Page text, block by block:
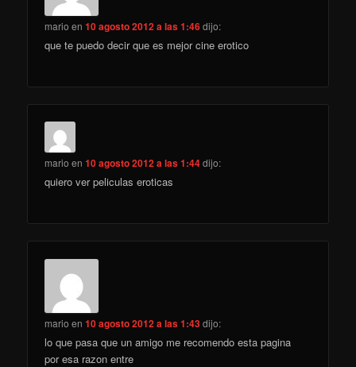
mario en10 agosto 2012 a las 1:46dijo:
que te puedo decir que es mejor cine erotico
mario en10 agosto 2012 a las 1:44dijo:
quiero ver peliculas eroticas
mario en10 agosto 2012 a las 1:43dijo:
lo que pasa que un amigo me recomendo esta pagina
por esa razon entre